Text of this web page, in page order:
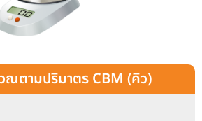
ณตามปริมาตร CBM (คิว)